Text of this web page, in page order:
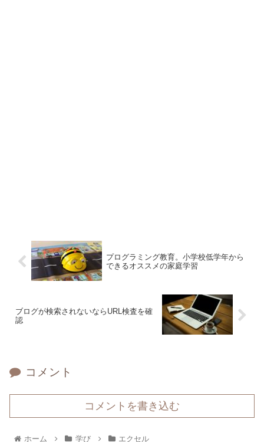
プログラミング教育。小学校低学年から
できるオススメの家庭学習
ブログが検索されないならURL検査を確
認
コメント
コメントを書き込む
ホーム 学び エクセル